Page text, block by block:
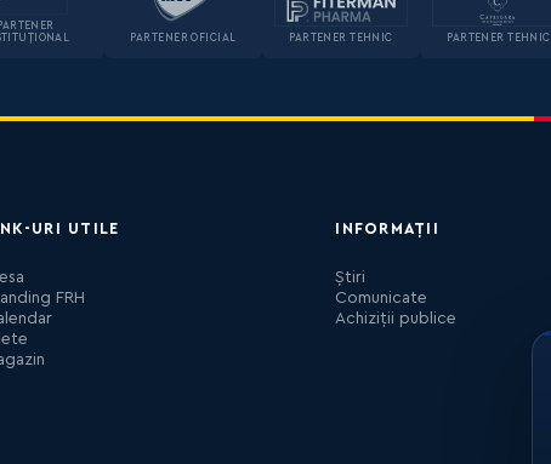
PARTENER
PARTENER OFICIAL PARTENER TEHNIC PARTENER TEHNIC
URI UTILE
FRH
INFORMAȚII
Știri
Comunicate
Achiziții publice